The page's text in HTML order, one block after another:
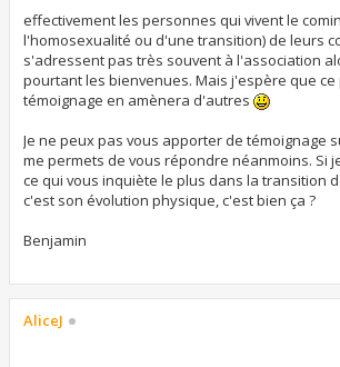
g
e
effectivement les personnes qui vivent le
l'homosexualité ou d'une transition) de leurs
s'adressent pas très souvent à l'association
pourtant les bienvenues. Mais j'espère que
témoignage en amènera d'autres
Je ne peux pas vous apporter de témoignage
me permets de vous répondre néanmoins. Si
ce qui vous inquiète le plus dans la transition
c'est son évolution physique, c'est bien ça ?
Benjamin
AliceJ